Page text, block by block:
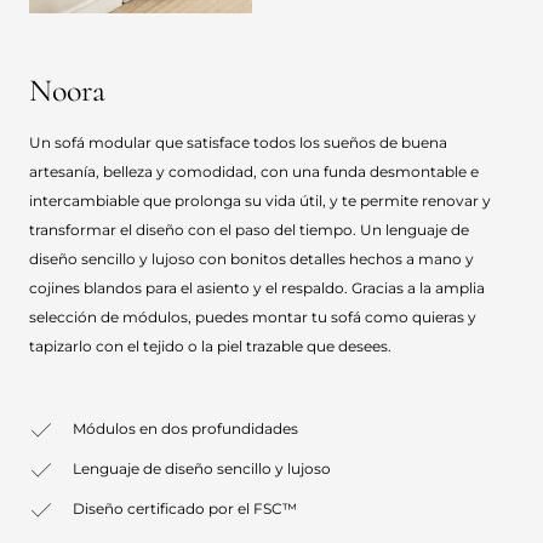
Noora
Un sofá modular que satisface todos los sueños de buena
artesanía, belleza y comodidad, con una funda desmontable e
intercambiable que prolonga su vida útil, y te permite renovar y
transformar el diseño con el paso del tiempo. Un lenguaje de
diseño sencillo y lujoso con bonitos detalles hechos a mano y
cojines blandos para el asiento y el respaldo. Gracias a la amplia
selección de módulos, puedes montar tu sofá como quieras y
tapizarlo con el tejido o la piel trazable que desees.
Módulos en dos profundidades
Lenguaje de diseño sencillo y lujoso
Diseño certificado por el FSC™